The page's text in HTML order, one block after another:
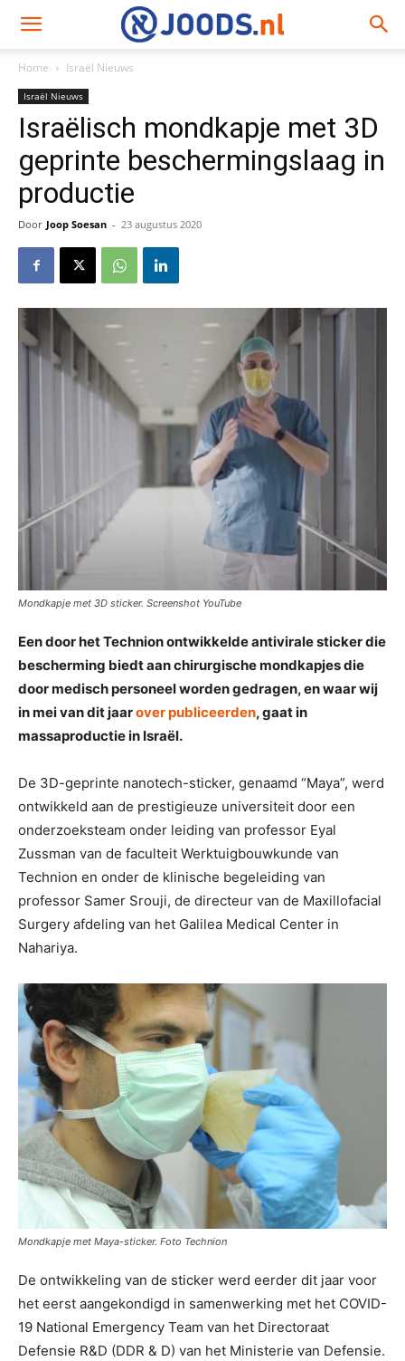
Home Israël Nieuws
Israël Nieuws
Israëlisch mondkapje met 3D
geprinte beschermingslaag in
productie
Door Joop Soesan - 23 augustus 2020
Mondkapje met 3D sticker. Screenshot YouTube
Een door het Technion ontwikkelde antivirale sticker die
bescherming biedt aan chirurgische mondkapjes die
door medisch personeel worden gedragen, en waar wij
in mei van dit jaarover publiceerden, gaat in
massaproductie in Israël.
De 3D-geprinte nanotech-sticker, genaamd “Maya”, werd
ontwikkeld aan de prestigieuze universiteit door een
onderzoeksteam onder leiding van professor Eyal
Zussman van de faculteit Werktuigbouwkunde van
Technion en onder de klinische begeleiding van
professor Samer Srouji, de directeur van de Maxillofacial
Surgery afdeling van het Galilea Medical Center in
Nahariya.
Mondkapje met Maya-sticker. Foto Technion
De ontwikkeling van de sticker werd eerder dit jaar voor
het eerst aangekondigd in samenwerking met het COVID-
19 National Emergency Team van het Directoraat
Defensie R&D (DDR & D) van het Ministerie van Defensie.